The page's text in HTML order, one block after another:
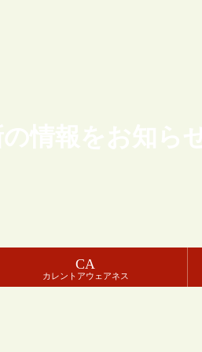
情報をお知ら
CA
カレントアウェアネス